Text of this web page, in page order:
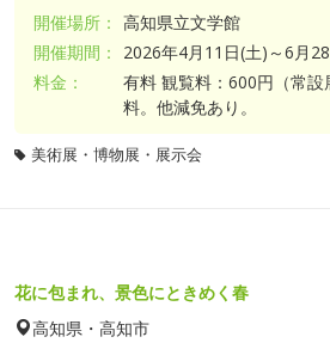
開催場所： 高知県立文学館
開催期間：
2026年4月11日(土)～6月
料金：
有料 観覧料：600円（常
料。他減免あり。
美術展・博物展・展示会
花に包まれ、景色にときめく春
高知県・高知市